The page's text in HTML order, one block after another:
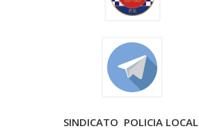
SINDICATO POLICIA LOCAL